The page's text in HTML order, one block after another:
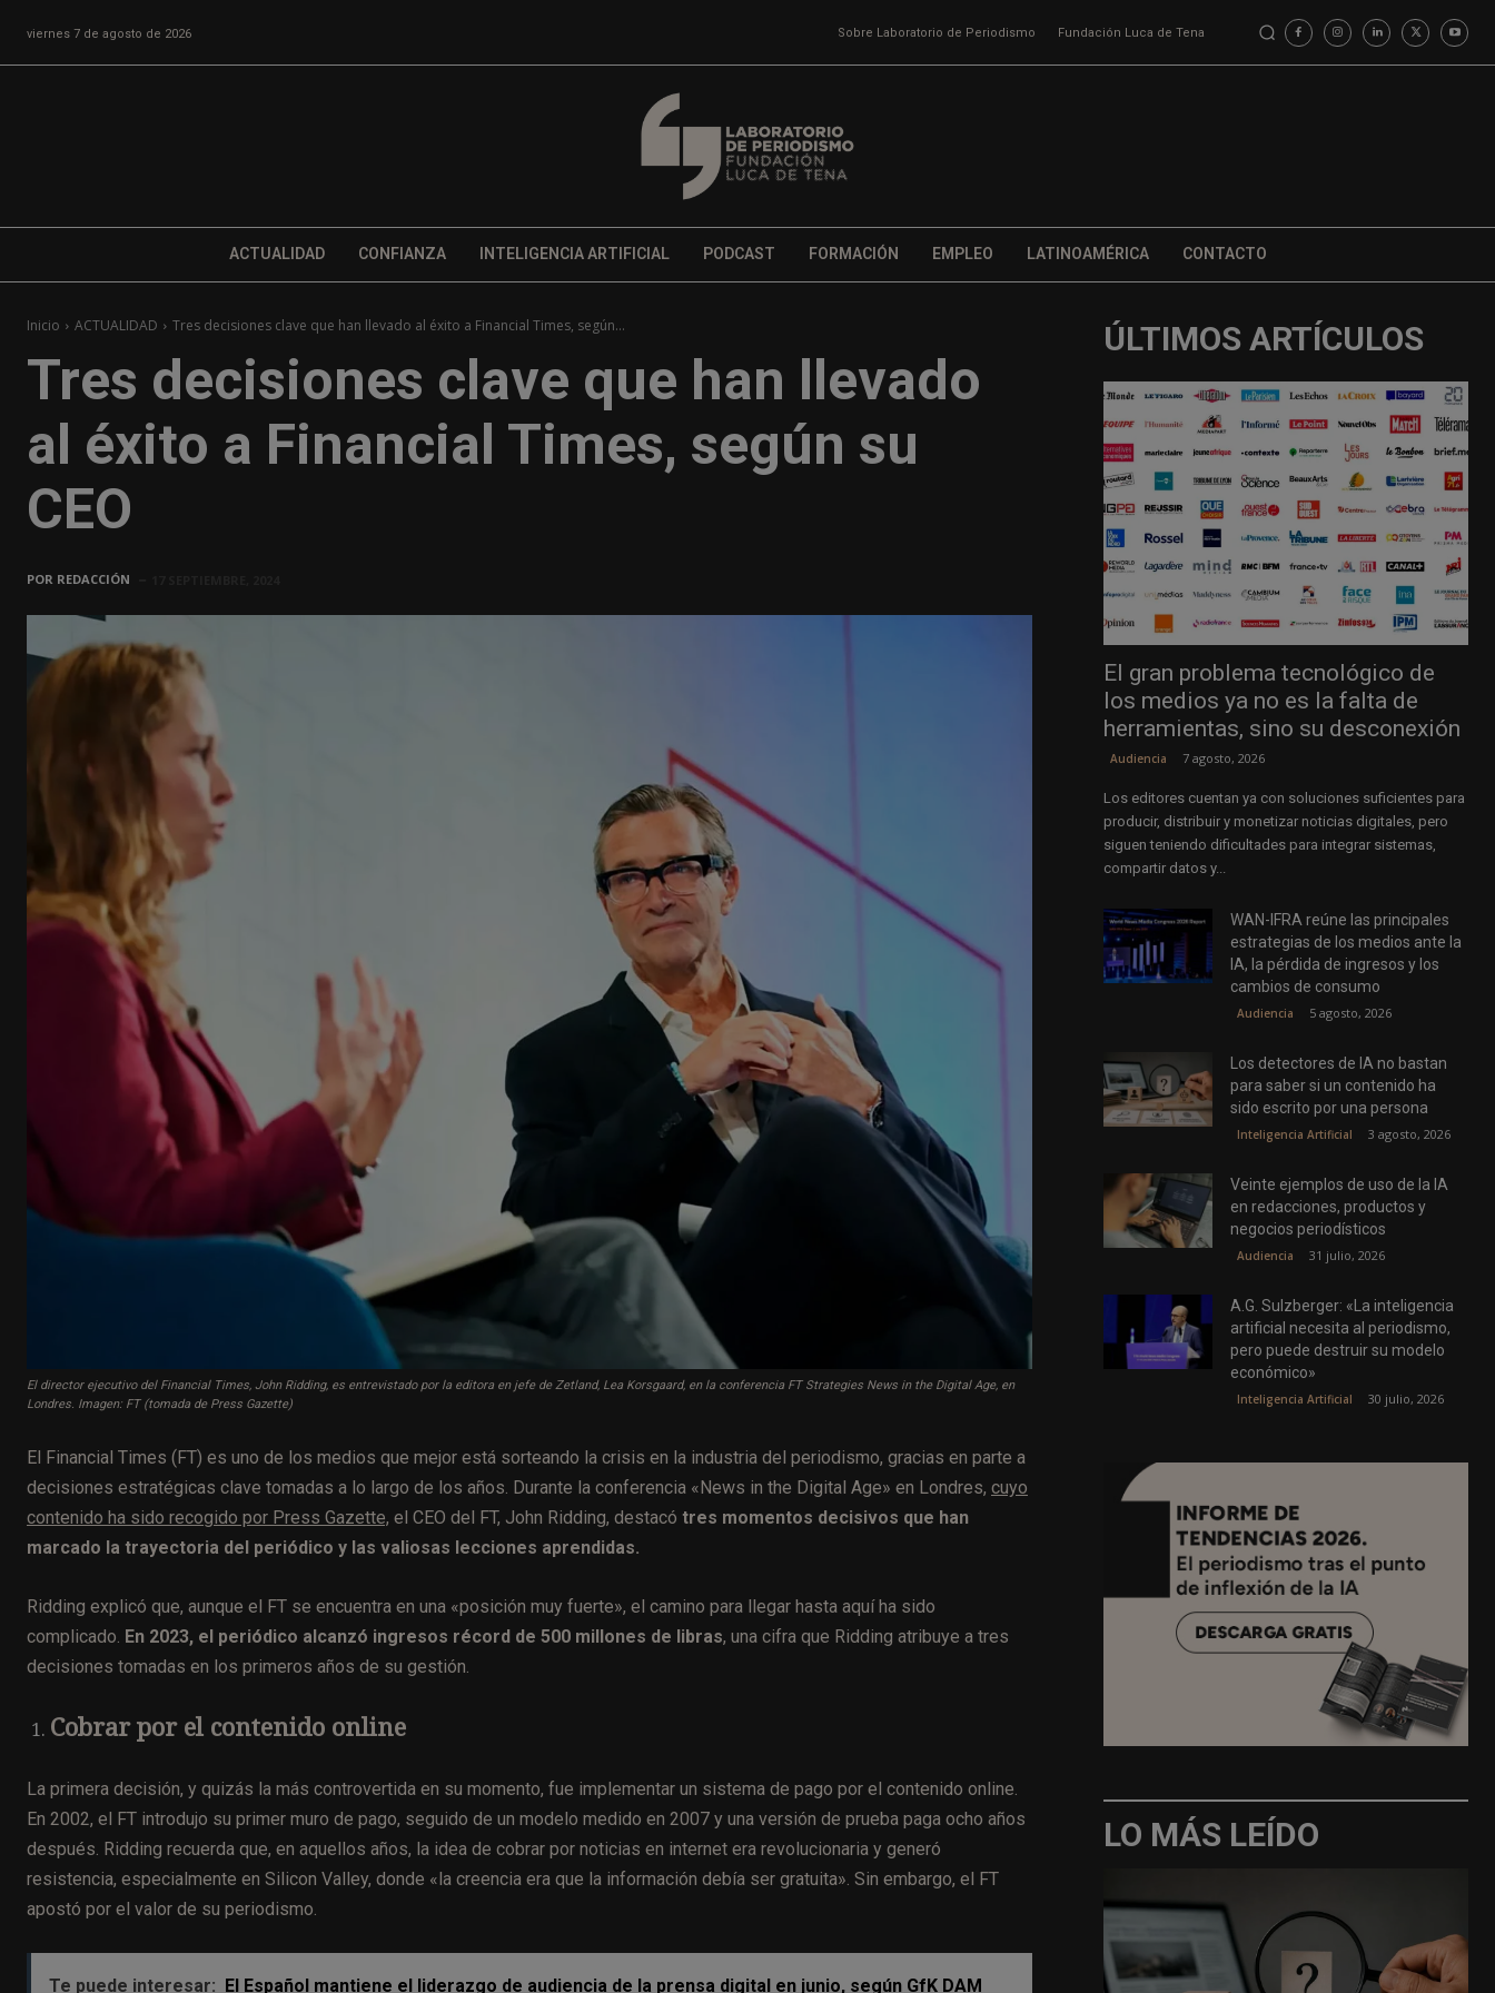
viernes 7 de agosto de 2026 Sobre Laboratorio de Periodismo Fundación Luca de Tena
ACTUALIDAD CONFIANZA INTELIGENCIA ARTIFICIAL PODCAST FORMACIÓN EMPLEO LATINOAMÉRICA CONTACTO
Inicio ACTUALIDAD Tres decisiones clave que han llevado al éxito a Financial Times, según...
Tres decisiones clave que han llevado
al éxito a Financial Times, según su
CEO
POR REDACCIÓN
El director ejecutivo del Financial Times, John Ridding, es entrevistado por la editora en jefe de Zetland, Lea Korsgaard, en la conferencia FT Strategies News in the Digital Age, en
Londres. Imagen: FT (tomada de Press Gazette)
El Financial Times (FT) es uno de los medios que mejor está sorteando la crisis en la industria del periodismo, gracias en parte a
decisiones estratégicas clave tomadas a lo largo de los años. Durante la conferencia «News in the Digital Age» en Londres, cuyo
contenido ha sido recogido por Press Gazette, el CEO del FT, John Ridding, destacó tres momentos decisivos que han
marcado la trayectoria del periódico y las valiosas lecciones aprendidas.
Ridding explicó que, aunque el FT se encuentra en una «posición muy fuerte», el camino para llegar hasta aquí ha sido
complicado. En 2023, el periódico alcanzó ingresos récord de 500 millones de libras, una cifra que Ridding atribuye a tres
decisiones tomadas en los primeros años de su gestión.
Cobrar por el contenido online
La primera decisión, y quizás la más controvertida en su momento, fue implementar un sistema de pago por el contenido online.
En 2002, el FT introdujo su primer muro de pago, seguido de un modelo medido en 2007 y una versión de prueba paga ocho años
después. Ridding recuerda que, en aquellos años, la idea de cobrar por noticias en internet era revolucionaria y generó
resistencia, especialmente en Silicon Valley, donde «la creencia era que la información debía ser gratuita». Sin embargo, el FT
apostó por el valor de su periodismo.
Te puede interesar: El Español mantiene el liderazgo de audiencia de la prensa digital en junio, según GfK DAM
ÚLTIMOS ARTÍCULOS
El gran problema tecnológico de
los medios ya no es la falta de
herramientas, sino su desconexión
Audiencia 7 agosto, 2026
Los editores cuentan ya con soluciones suficientes para
producir, distribuir y monetizar noticias digitales, pero
siguen teniendo dificultades para integrar sistemas,
compartir datos y...
WAN-IFRA reúne las principales
estrategias de los medios ante la
IA, la pérdida de ingresos y los
cambios de consumo
Audiencia 5 agosto, 2026
Los detectores de IA no bastan
para saber si un contenido ha
sido escrito por una persona
Inteligencia Artificial 3 agosto, 2026
Veinte ejemplos de uso de la IA
en redacciones, productos y
negocios periodísticos
Audiencia 31 julio, 2026
A.G. Sulzberger: «La inteligencia
artificial necesita al periodismo,
pero puede destruir su modelo
económico»
Inteligencia Artificial 30 julio, 2026
LO MÁS LEÍDO